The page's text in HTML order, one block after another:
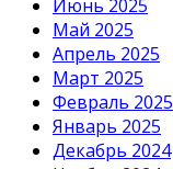
Июнь 2025
Май 2025
Апрель 2025
Март 2025
Февраль 2025
Январь 2025
Декабрь 2024